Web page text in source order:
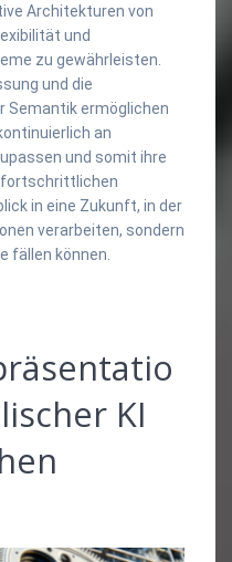
Architekturen von
und
zu gewährleisten.
und die
Semantik ermöglichen
an
und somit ihre
fortschrittlichen
in eine Zukunft, in der
verarbeiten, sondern
fällen können.
KI